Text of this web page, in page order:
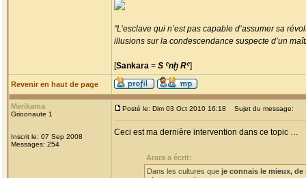
"L’esclave qui n’est pas capable d’assumer sa
illusions sur la condescendance suspecte d’un
[Sankara = S ˁnḫ Rˁ]
Revenir en haut de page
Merikama
Grioonaute 1
Inscrit le: 07 Sep 2008
Messages: 254
Posté le: Dim 03 Oct 2010 16:18 Sujet du message:
Ceci est ma dernière intervention dans ce topic …
Arara a écrit:
Dans les cultures que je connais le mieux,